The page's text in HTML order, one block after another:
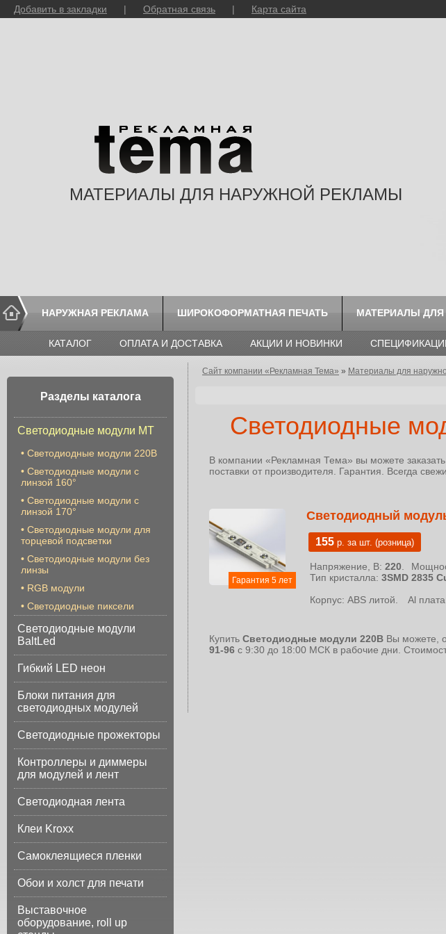
Добавить в закладки | Обратная связь | Карта сайта
МАТЕРИАЛЫ ДЛЯ НАРУЖНОЙ РЕКЛАМЫ
НАРУЖНАЯ РЕКЛАМА ШИРОКОФОРМАТНАЯ ПЕЧАТЬ МАТЕРИАЛЫ
КАТАЛОГ ОПЛАТА И ДОСТАВКА АКЦИИ И НОВИНКИ
Разделы каталога
Светодиодные модули МТ
• Светодиодные модули 220В
• Светодиодные модули с
линзой 160°
• Светодиодные модули с
линзой 170°
• Светодиодные модули для
торцевой подсветки
• Cветодиодные модули без
линзы
• RGB модули
• Светодиодные пиксели
Светодиодные модули
BaltLed
Гибкий LED неон
Блоки питания для
светодиодных модулей
Светодиодные прожекторы
Контроллеры и диммеры
для модулей и лент
Светодиодная лента
Клеи Kroxx
Самоклеящиеся пленки
Обои и холст для печати
Выставочное
оборудование, roll up
Сайт компании «Рекламная Тема» » Материалы для
Светодиодные
В компании «Рекламная Тема» вы можете заказать
поставки от производителя. Гарантия. Всегда
Гарантия 5 лет
Светодиодный
155 р. за шт. (розница)
Напряжение, В: 220
Тип кристалла: 3SMD 2835
Корпус: ABS литой.
Al
Купить Светодиодные модули 220В Вы можете,
91-96 с 9:30 до 18:00 МСК в рабочие дни.